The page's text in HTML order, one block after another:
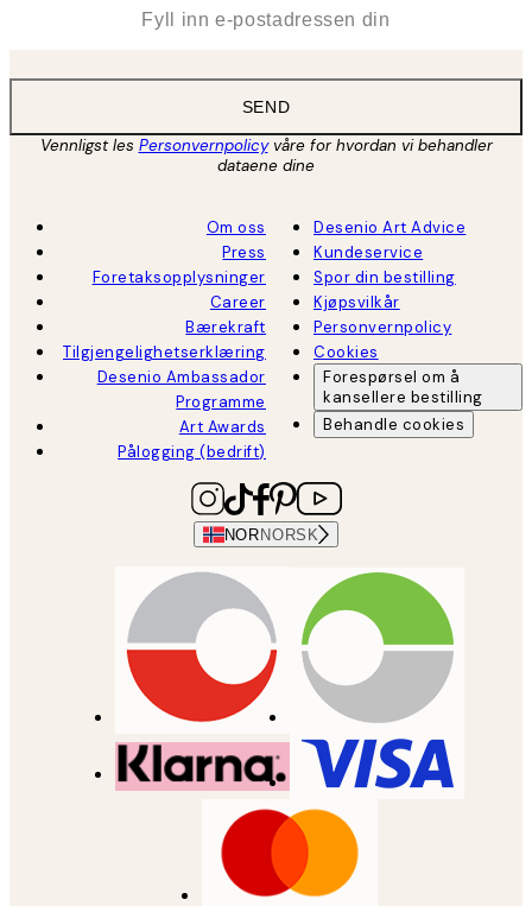
SEND
Vennligst les Personvernpolicyvåre for hvordan vi behandler
dataene dine
Om oss
Press
Foretaksopplysninger
Career
Bærekraft
Tilgjengelighetserklæring
Desenio Ambassador
Programme
Art Awards
Pålogging (bedrift)
Desenio Art Advice
Kundeservice
Spor din bestilling
Kjøpsvilkår
Personvernpolicy
Cookies
Forespørsel om å
kansellere bestilling
Behandle cookies
NOR NORSK